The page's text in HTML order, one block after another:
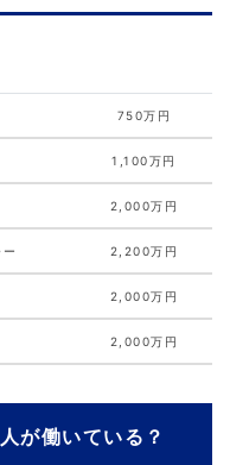
750万円
1,100万円
2,000万円
2,200万円
2,000万円
2,000万円
が働いている？